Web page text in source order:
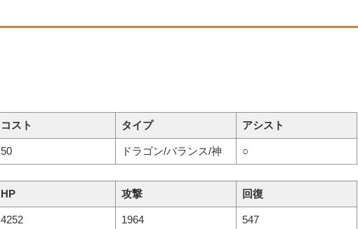
コスト タイプ アシスト
50 ドラゴン/バランス/神 ○
HP 攻撃 回復
4252 1964 547